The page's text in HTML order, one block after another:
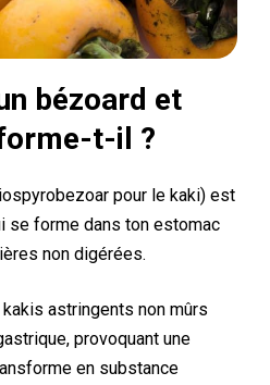
bézoard et
t-il ?
pour le kaki) est
se forme dans ton estomac
non digérées.
astringents non mûrs
provoquant une
en substance